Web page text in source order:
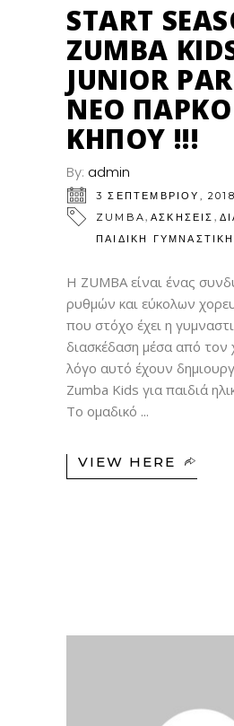
START
ZUMBA
JUNIOR
ΝΈΟ
ΚΉΠΟΥ !!!
By: admin
3 ΣΕΠΤΕΜΒΡΊΟΥ, 2018
ZUMBA, ΑΣΚΗΣΕΙΣ ,
ΠΑΙΔΙΚΉ ΓΥΜΝΑΣΤΙΚΉ
Η ZUMBA είναι ένας
ρυθμών και εύκολων
που στόχο έχει η
διασκέδαση μέσα από τον
λόγο αυτό έχουν
Zumba Kids για παιδιά
Το ομαδικό
VIEW HERE